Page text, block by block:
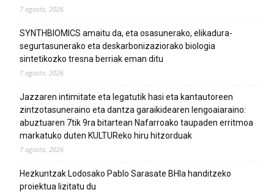
7 agosto, 2026
SYNTHBIOMICS amaitu da, eta osasunerako, elikadura-
segurtasunerako eta deskarbonizaziorako biologia
sintetikozko tresna berriak eman ditu
7 agosto, 2026
Jazzaren intimitate eta legatutik hasi eta kantautoreen
zintzotasuneraino eta dantza garaikidearen lengoaiaraino:
abuztuaren 7tik 9ra bitartean Nafarroako taupaden erritmoa
markatuko duten KULTUReko hiru hitzorduak
7 agosto, 2026
Hezkuntzak Lodosako Pablo Sarasate BHIa handitzeko
proiektua lizitatu du